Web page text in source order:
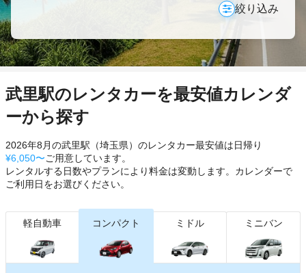
絞り込み
武里駅のレンタカーを最安値カレンダ
ーから探す
2026年8月の武里駅（埼玉県）のレンタカー最安値は日帰り
¥6,050〜ご用意しています。
レンタルする日数やプランにより料金は変動します。カレンダーで
ご利用日をお選びください。
軽自動車 コンパクト ミドル ミニバン